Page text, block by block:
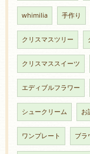
whimilia 手作り
クリスマスツリー
クリスマススイーツ
エディブルフラワー
シュークリーム お
ワンプレート ブラ